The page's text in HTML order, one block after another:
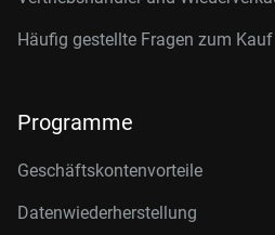
Häufig gestellte Fragen zum Kauf
Programme
Geschäftskontenvorteile
Datenwiederherstellung